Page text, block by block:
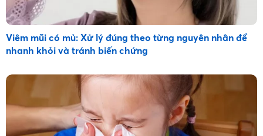
Viêm mũi có mủ: Xử lý đúng theo từng nguyên nhân để
nhanh khỏi và tránh biến chứng